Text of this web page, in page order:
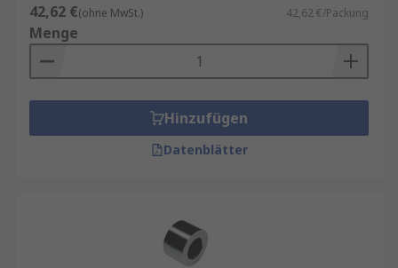
42,62 €(ohne MwSt.) 42,62 €/Packung
Menge
Hinzufügen
Datenblätter